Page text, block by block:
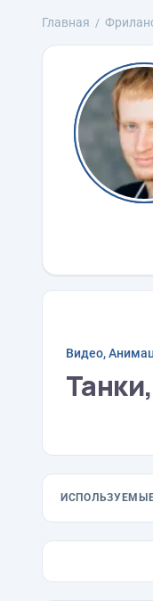
Главная
Видео,